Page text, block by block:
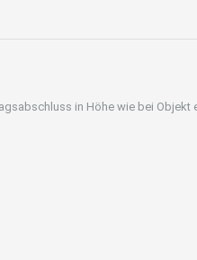
in Höhe wie bei Objekt